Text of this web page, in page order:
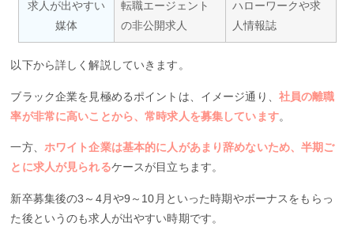
求人が出やすい
媒体
転職エージェント
の非公開求人
ハローワークや求
人情報誌
以下から詳しく解説していきます。
ブラック企業を見極めるポイントは、イメージ通り、 社員の離職
率が非常に高いことから、常時求人を募集しています。
一方、 ホワイト企業は基本的に人があまり辞めないため、半期ご
とに求人が見られるケースが目立ちます。
新卒募集後の3～4月や9～10月といった時期やボーナスをもらっ
た後というのも求人が出やすい時期です。